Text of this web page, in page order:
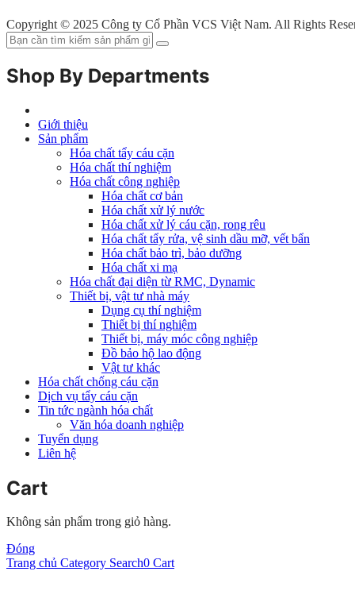
Copyright © 2025 Công ty Cổ Phần VCS Việt Nam. All Rights
Shop By Departments
Giới thiệu
Sản phẩm
Hóa chất tẩy cáu cặn
Hóa chất thí nghiệm
Hóa chất công nghiệp
Hóa chất cơ bản
Hóa chất xử lý nước
Hóa chất xử lý cáu cặn, rong rêu
Hóa chất tẩy rửa, vệ sinh dầu mỡ, vết bẩn
Hóa chất bảo trì, bảo dưỡng
Hóa chất xi mạ
Hóa chất đại diện từ RMC, Dynamic
Thiết bị, vật tư nhà máy
Dụng cụ thí nghiệm
Thiết bị thí nghiệm
Thiết bị, máy móc công nghiệp
Đồ bảo hộ lao động
Vật tư khác
Hóa chất chống cáu cặn
Dịch vụ tẩy cáu cặn
Tin tức ngành hóa chất
Văn hóa doanh nghiệp
Tuyển dụng
Liên hệ
Cart
Không sản phẩm trong giỏ hàng.
Đóng
Trang chủ Category Search0 Cart